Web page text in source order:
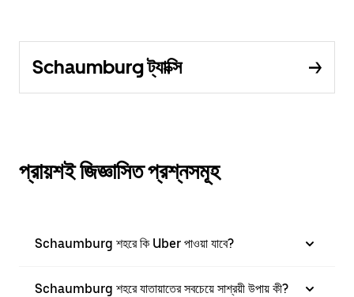
Schaumburg ট্যাক্সি
প্রায়শই জিজ্ঞাসিত প্রশ্নসমূহ
Schaumburg শহরে কি Uber পাওয়া যাবে?
Schaumburg শহরে যাতায়াতের সবচেয়ে সাশ্রয়ী উপায় কী?